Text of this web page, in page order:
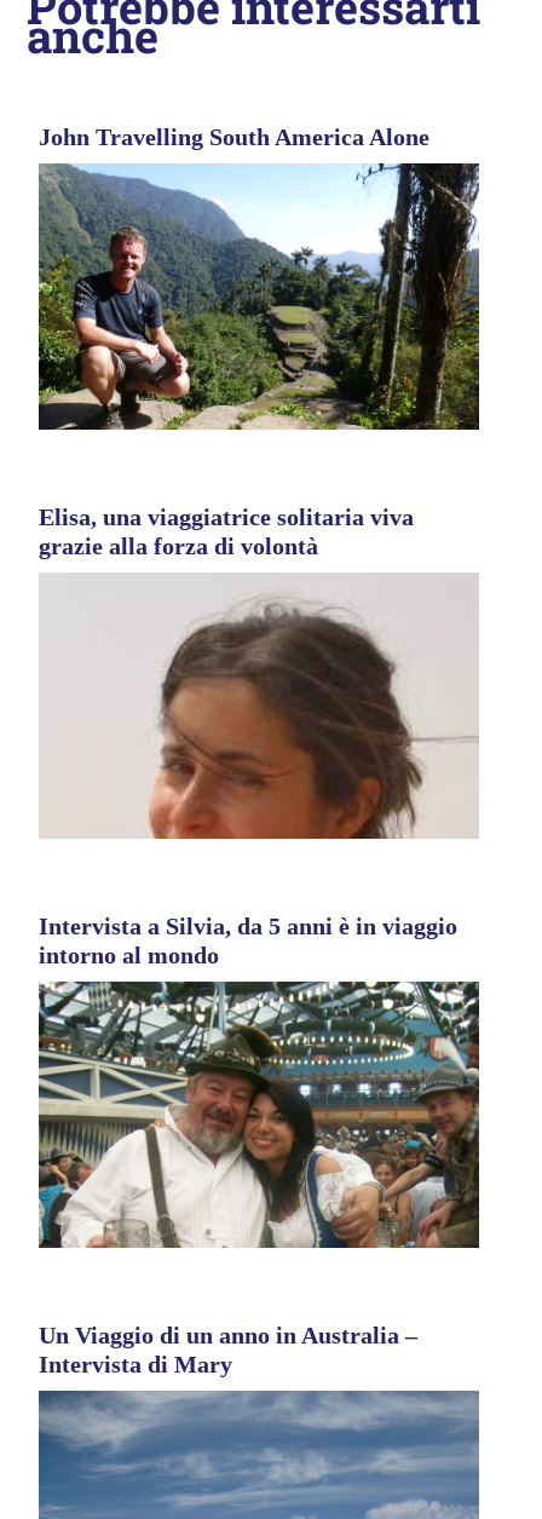
anche
John Travelling South America Alone
Elisa, una viaggiatrice solitaria viva
grazie alla forza di volontà
Intervista a Silvia, da 5 anni è in viaggio
intorno al mondo
Un Viaggio di un anno in Australia –
Intervista di Mary